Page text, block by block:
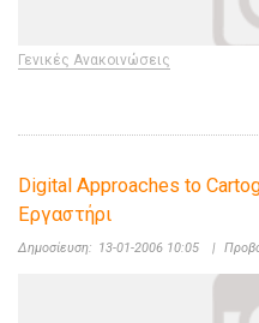
Γενικές Ανακοινώσεις
Digital Approaches to
Εργαστήρι
Δημοσίευση: 13-01-2006 10:05 |